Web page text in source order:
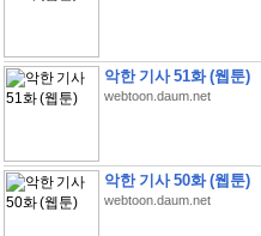
악한 기사 51화 (웹툰)
webtoon.daum.net
악한 기사 50화 (웹툰)
webtoon.daum.net